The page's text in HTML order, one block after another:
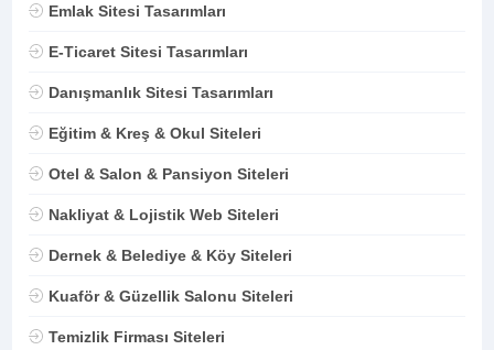
Emlak Sitesi Tasarımları
E-Ticaret Sitesi Tasarımları
Danışmanlık Sitesi Tasarımları
Eğitim & Kreş & Okul Siteleri
Otel & Salon & Pansiyon Siteleri
Nakliyat & Lojistik Web Siteleri
Dernek & Belediye & Köy Siteleri
Kuaför & Güzellik Salonu Siteleri
Temizlik Firması Siteleri